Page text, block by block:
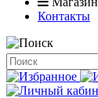
Контакты